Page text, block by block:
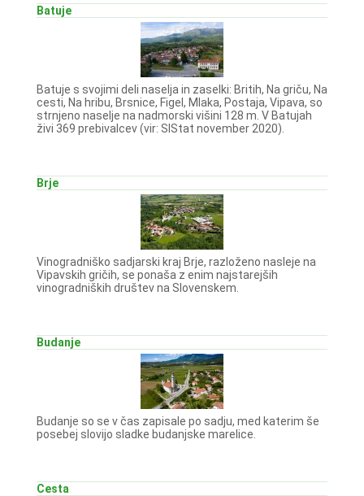
Batuje
Batuje s svojimi deli naselja in zaselki: Britih, Na griču, Na
cesti, Na hribu, Brsnice, Figel, Mlaka, Postaja, Vipava, so
strnjeno naselje na nadmorski višini 128 m. V Batujah
živi 369 prebivalcev (vir: SIStat november 2020) .
Brje
Vinogradniško sadjarski kraj Brje, razloženo nasleje na
Vipavskih gričih, se ponaša z enim najstarejših
vinogradniških društev na Slovenskem.
Budanje
Budanje so se v čas zapisale po sadju, med katerim še
posebej slovijo sladke budanjske marelice.
Cesta